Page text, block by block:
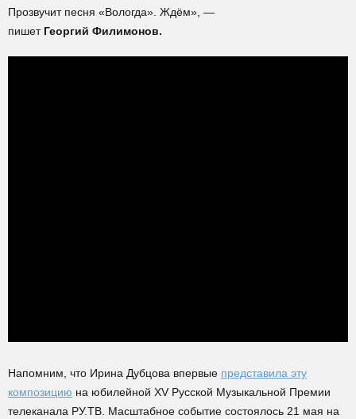
Прозвучит песня «Вологда». Ждём», —
пишет Георгий Филимонов.
Напомним, что Ирина Дубцова впервые представила эту
композицию на юбилейной XV Русской Музыкальной Премии
телеканала РУ.ТВ. Масштабное событие состоялось 21 мая на